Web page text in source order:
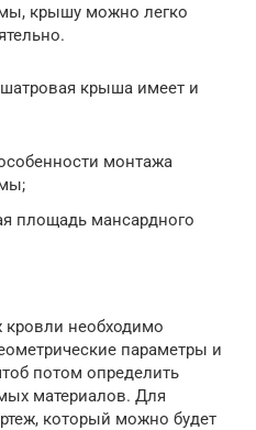
крышу можно легко
крыша имеет и
монтажа
площадь мансардного
необходимо
параметры и
потом определить
материалов. Для
который можно будет